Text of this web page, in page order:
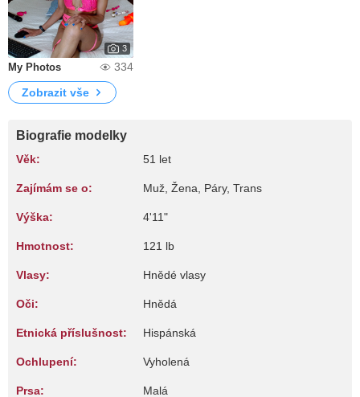
3
My Photos
334
Zobrazit vše
Biografie modelky
Věk: 51 let
Zajímám se o: Muž, Žena, Páry, Trans
Výška: 4'11"
Hmotnost: 121 lb
Vlasy: Hnědé vlasy
Oči: Hnědá
Etnická příslušnost: Hispánská
Ochlupení: Vyholená
Prsa: Malá